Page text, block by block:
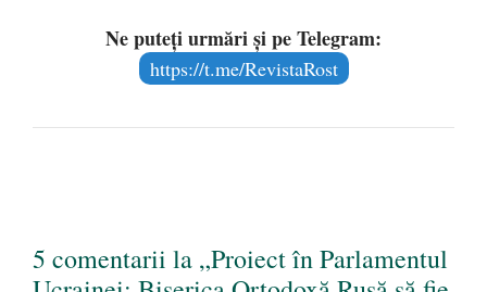
Ne puteți urmări și pe Telegram:
https://t.me/RevistaRost
5 comentarii la „Proiect în Parlamentul